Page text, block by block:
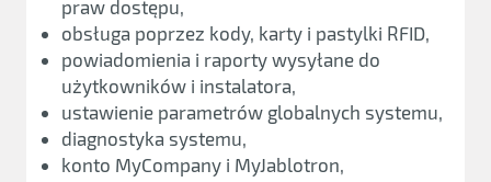
praw dostępu,
obsługa poprzez kody, karty i pastylki RFID,
powiadomienia i raporty wysyłane do
użytkowników i instalatora,
ustawienie parametrów globalnych systemu,
diagnostyka systemu,
konto MyCompany i MyJablotron,